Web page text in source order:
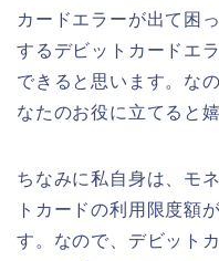
カードエラーが出て困
するデビットカードエ
できると思います。な
なたのお役に立てると
ちなみに私自身は、モ
トカードの利用限度額
す。なので、デビット